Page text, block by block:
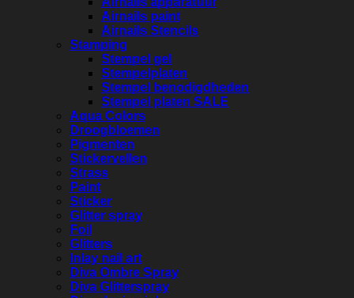
Airnails paint
Airnails Stencils
Stamping
Stempel gel
Stempelplaten
Stempel benodigdheden
Stempel platen SALE
Aqua Colors
Droogbloemen
Pigmenten
Stickervellen
Strass
Paint
Sticker
Glitter spray
Foil
Glitters
Inlay nail art
Diva Ombre Spray
Diva Glitterspray